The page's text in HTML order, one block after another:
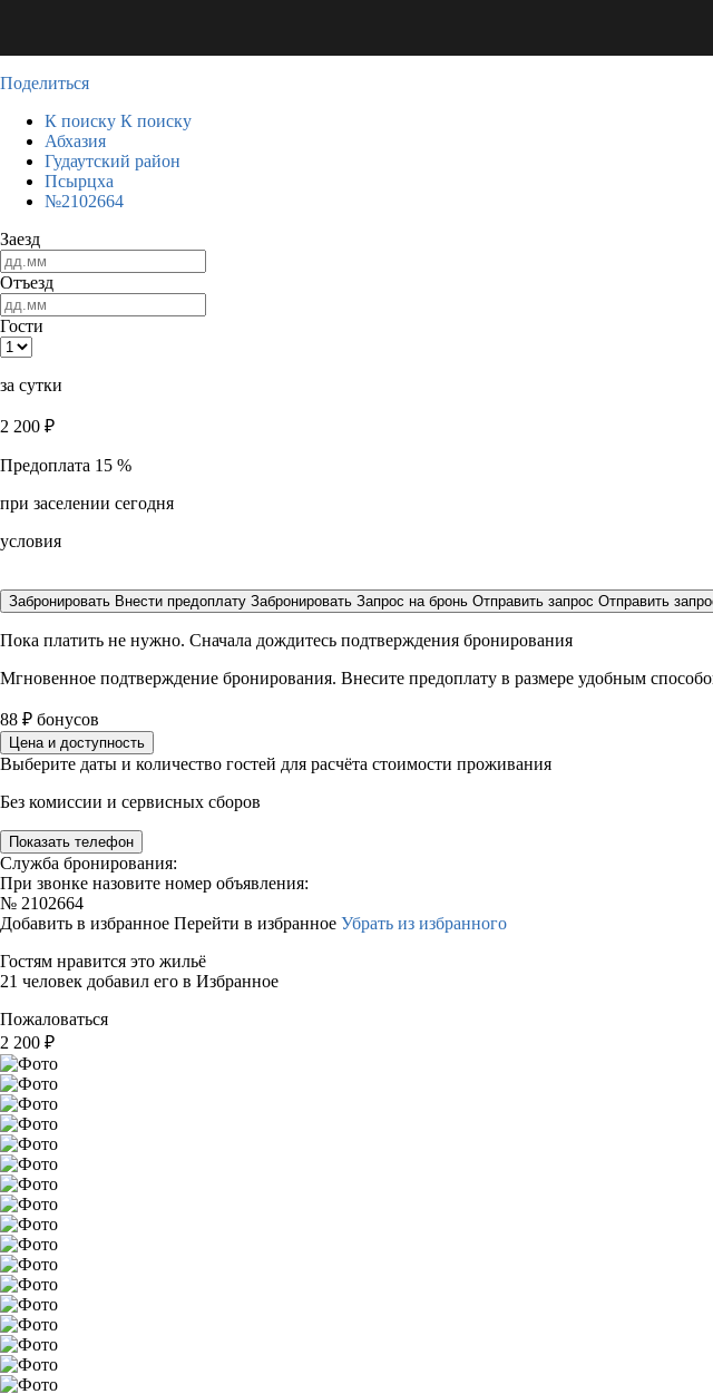
Поделиться
К поиску К поиску
Абхазия
Гудаутский район
Псырцха
№2102664
Заезд
Отъезд
Гости
за сутки
2 200 ₽
Предоплата 15 %
при заселении сегодня
условия
Забронировать Внести предоплату Забронировать Запрос на бронь Отправить запрос Отправить
Пока платить не нужно. Сначала дождитесь подтверждения бронирования
Мгновенное подтверждение бронирования. Внесите предоплату в размере удобным
88 ₽ бонусов
Цена и доступность
Выберите даты и количество гостей для расчёта стоимости проживания
Без комиссии и сервисных сборов
Показать телефон
Служба бронирования:
При звонке назовите номер объявления:
№ 2102664
Добавить в избранное Перейти в избранное Убрать из избранного
Гостям нравится это жильё
21 человек добавил его в Избранное
Пожаловаться
2 200 ₽